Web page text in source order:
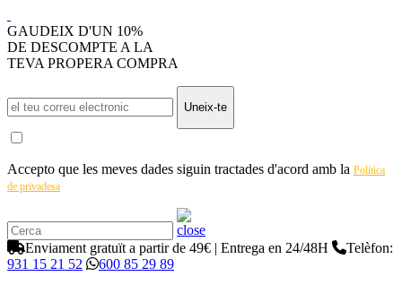
GAUDEIX D'UN 10%
DE DESCOMPTE A LA
TEVA PROPERA COMPRA
Uneix-te
Accepto que les meves dades siguin tractades d'acord amb la Política
de privadesa
Enviament gratuït a partir de 49€ | Entrega en 24/48H
Telèfon:
931 15 21 52
600 85 29 89